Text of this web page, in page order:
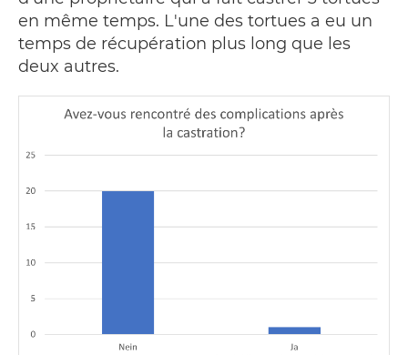
en même temps. L'une des tortues a eu un
temps de récupération plus long que les
deux autres.